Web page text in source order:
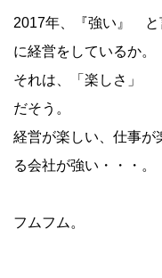
2017年、『強い』 と
に経営をしているか。
それは、「楽しさ」
だそう。
経営が楽しい、仕事
る会社が強い・・・。
フムフム。